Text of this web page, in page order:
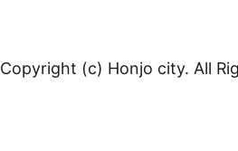
Copyright (c) Honjo city. All